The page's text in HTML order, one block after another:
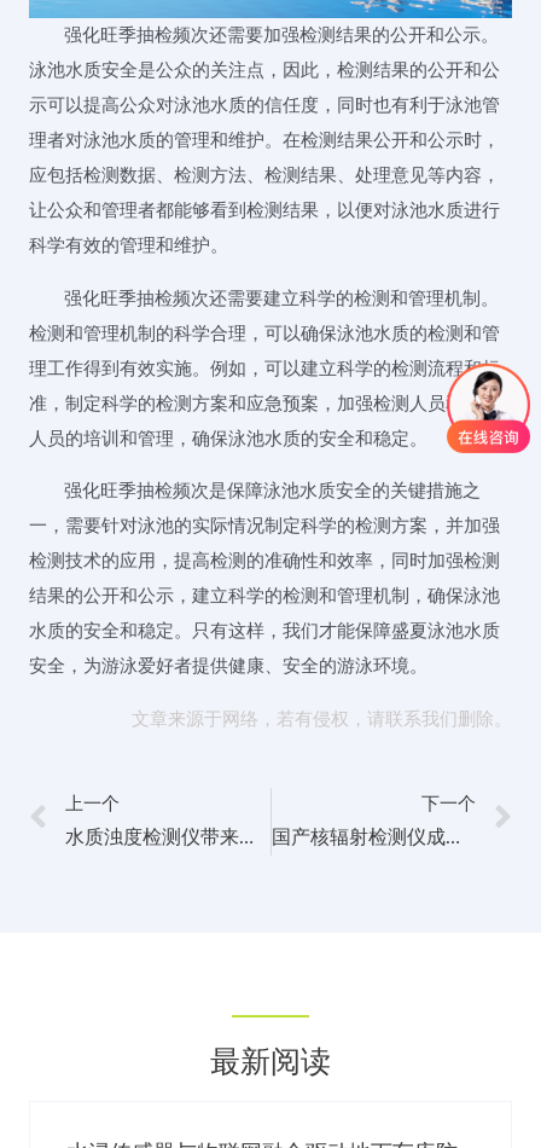
强化旺季抽检频次还需要加强检测结果的公开和公示。
泳池水质安全是公众的关注点，因此，检测结果的公开和公
示可以提高公众对泳池水质的信任度，同时也有利于泳池管
理者对泳池水质的管理和维护。在检测结果公开和公示时，
应包括检测数据、检测方法、检测结果、处理意见等内容，
让公众和管理者都能够看到检测结果，以便对泳池水质进行
科学有效的管理和维护。
强化旺季抽检频次还需要建立科学的检测和管理机制。
检测和管理机制的科学合理，可以确保泳池水质的检测和管
理工作得到有效实施。例如，可以建立科学的检测流程和标
准，制定科学的检测方案和应急预案，加强检测人员和管理
人员的培训和管理，确保泳池水质的安全和稳定。
强化旺季抽检频次是保障泳池水质安全的关键措施之
一，需要针对泳池的实际情况制定科学的检测方案，并加强
检测技术的应用，提高检测的准确性和效率，同时加强检测
结果的公开和公示，建立科学的检测和管理机制，确保泳池
水质的安全和稳定。只有这样，我们才能保障盛夏泳池水质
安全，为游泳爱好者提供健康、安全的游泳环境。
文章来源于网络，若有侵权，请联系我们删除。
上一个
水质浊度检测仪带来水污染治理新突破
下一个
国产核辐射检测仪成功问世，提升核安全监测能力
最新阅读